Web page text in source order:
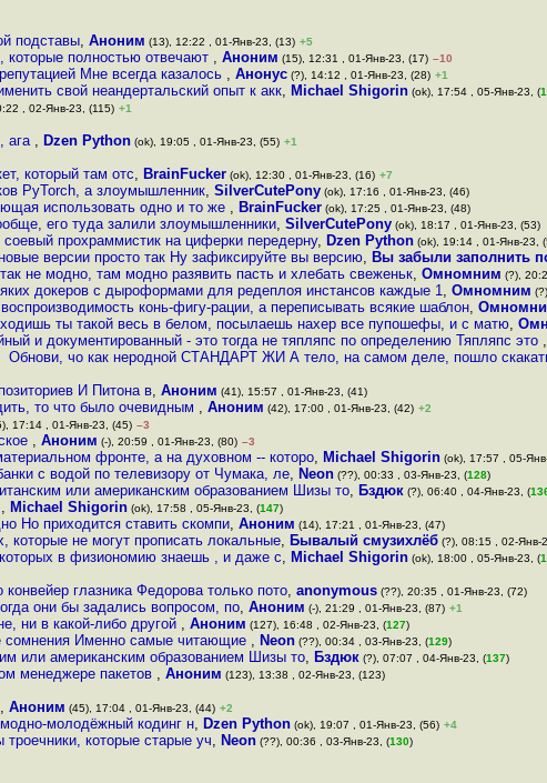
подставы, Аноним (13), 12:22 , 01-Янв-23, (13) +5
полностью отвечают , Аноним (15), 12:31 , 01-Янв-23, (17) –10
Мне всегда казалось , Анонус (?), 14:12 , 01-Янв-23, (28) +1
свой неандертальский опыт к акк, Michael Shigorin (ok), 17:54 , 05-Янв-23, (
, 02-Янв-23, (115) +1
ага , Dzen Python (ok), 19:05 , 01-Янв-23, (55) +1
который там отс, BrainFucker (ok), 12:30 , 01-Янв-23, (16) +7
PyTorch, а злоумышленник, SilverCutePony (ok), 17:16 , 01-Янв-23, (46)
использовать одно и то же , BrainFucker (ok), 17:25 , 01-Янв-23, (48)
его туда залили злоумышленники, SilverCutePony (ok), 18:17 , 01-Янв-23, (53)
прохраммистик на циферки передерну, Dzen Python (ok), 19:14 , 01-Янв-23,
версии просто так Ну зафиксируйте вы версию, Вы забыли заполнить
не модно, там модно разявить пасть и хлебать свеженьк, Омномним (?),
докеров с дыроформами для редеплоя инстансов каждые 1, Омномним
конь-фигу-рации, а переписывать всякие шаблон,
ты такой весь в белом, посылаешь нахер все пупошефы, и с матю,
и документированный - это тогда не тяпляпс по определению Тяпляпс это ,
Обнови, чо как неродной СТАНДАРТ ЖИ А тело, на самом деле, пошло
И Питона в, Аноним (41), 15:57 , 01-Янв-23, (41)
то что было очевидным , Аноним (42), 17:00 , 01-Янв-23, (42) +2
17:14 , 01-Янв-23, (45) –3
, Аноним (-), 20:59 , 01-Янв-23, (80) –3
фронте, а на духовном -- которо, Michael Shigorin (ok), 17:57 , 05-
с водой по телевизору от Чумака, ле, Neon (??), 00:33 , 03-Янв-23, (128)
или американским образованием Шизы то, Бздюк (?), 06:40 , 04-Янв-23, (
, Michael Shigorin (ok), 17:58 , 05-Янв-23, (147)
Но приходится ставить скомпи, Аноним (14), 17:21 , 01-Янв-23, (47)
которые не могут прописать локальные, Бывалый смузихлёб (?), 08:15 , 02-Янв-
в физиономию знаешь , и даже с, Michael Shigorin (ok), 18:00 , 05-Янв-23, (
глазника Федорова только пото, anonymous (??), 20:35 , 01-Янв-23, (72)
они бы задались вопросом, по, Аноним (-), 21:29 , 01-Янв-23, (87) +1
ни в какой-либо другой , Аноним (127), 16:48 , 02-Янв-23, (127)
сомнения Именно самые читающие , Neon (??), 00:34 , 03-Янв-23, (129)
или американским образованием Шизы то, Бздюк (?), 07:07 , 04-Янв-23, (137)
менеджере пакетов , Аноним (123), 13:38 , 02-Янв-23, (123)
, Аноним (45), 17:04 , 01-Янв-23, (44) +2
молодёжный кодинг н, Dzen Python (ok), 19:07 , 01-Янв-23, (56) +4
которые старые уч, Neon (??), 00:36 , 03-Янв-23, (130)